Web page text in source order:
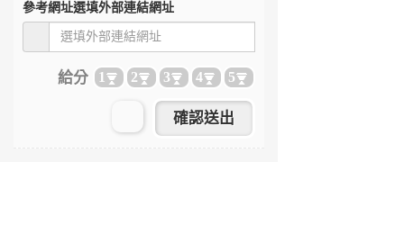
參考網址選填外部連結網址
給分 1 2 3 4 5